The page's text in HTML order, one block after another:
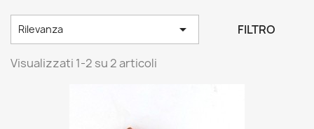
Rilevanza  FILTRO
Visualizzati 1-2 su 2 articoli